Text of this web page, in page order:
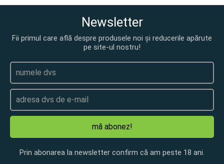
Newsletter
Fii primul care află despre produsele noi și reducerile apărute
pe site-ul nostru!
mă abonez!
Prin abonarea la newsletter confirm că am peste 18 ani.